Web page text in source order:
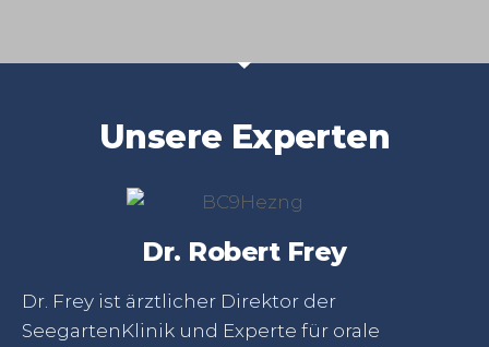
Unsere Experten
Dr. Robert Frey
Dr. Frey ist ärztlicher Direktor der
SeegartenKlinik und Experte für orale